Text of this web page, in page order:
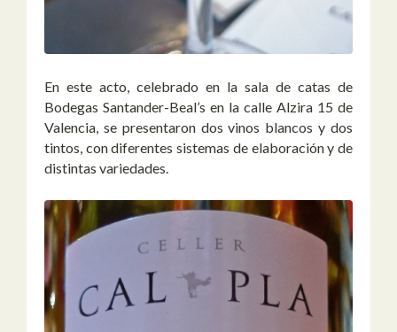
En este acto, celebrado en la sala de catas de
Bodegas Santander-Beal’s en la calle Alzira 15 de
Valencia, se presentaron dos vinos blancos y dos
tintos, con diferentes sistemas de elaboración y de
distintas variedades.